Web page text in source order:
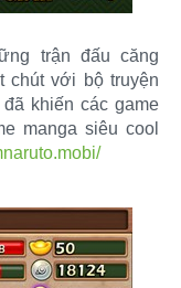
trận đấu căng
chút với bộ truyện
khiến các game
manga siêu cool